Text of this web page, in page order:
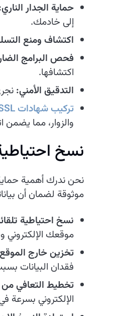
حماية الجدار
إلى خادمك.
اكتشاف ومنع
فحص البرامج
اكتشافها.
التدقيق الأمني:
تركيب شهادات SSL
والزوار، مما يضمن
نسخ
نحن ندرك أهمية
موثوقة لضمان أن
نسخ احتياطية
موقعك الإلكتروني
تخزين خارج
فقدان البيانات
تخطيط التعافي من
الإلكتروني بسرعة